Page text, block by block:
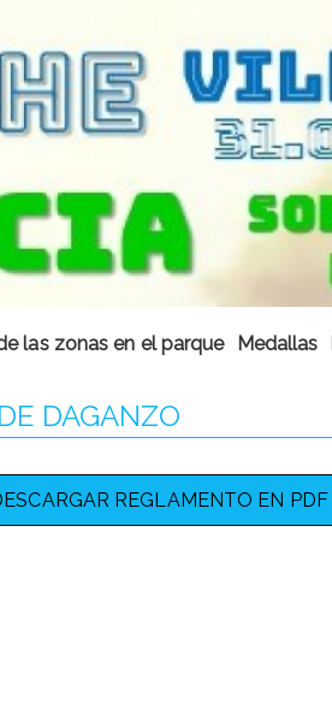
las zonas en el parque Medallas
DAGANZO
REGLAMENTO EN PDF